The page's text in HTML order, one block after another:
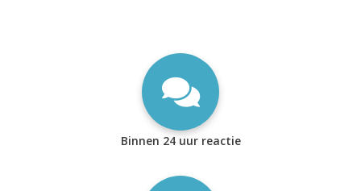
Binnen 24 uur reactie